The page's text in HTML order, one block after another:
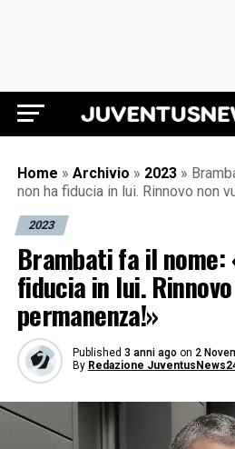
Juventus
Home » Archivio » 2023 »
non ha fiducia in lui. Rinnovo non
2023
Brambati fa il
fiducia in lui.
permanenza!»
Published 3 anni ago on 2
By Redazione